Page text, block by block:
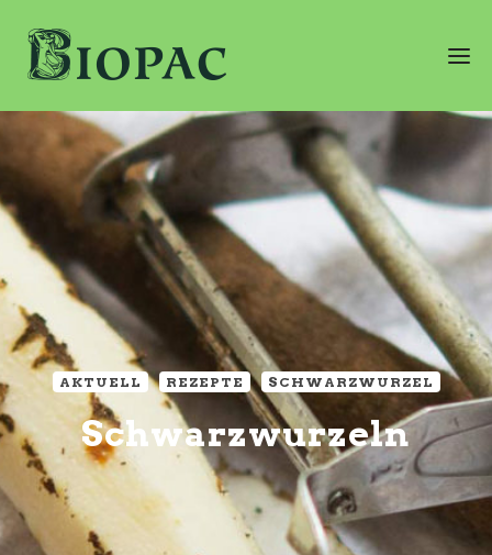
AKTUELL REZEPTE SCHWARZWURZEL
Schwarzwurzeln